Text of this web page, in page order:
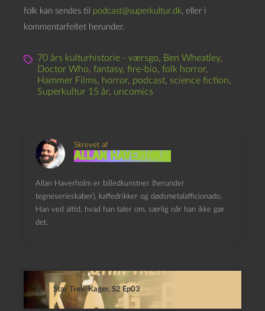
folk kan sendes til podcast@superkultur.dk, eller i
kommentarfeltet herunder.
70 års kulturhistorie - værsgo, Ben Wheatley,
Doctor Who, fantasy, fire-bio, folk horror,
Hammer Films, horror, podcast, science fiction,
Superkultur 15 år, uncomics
Skrevet af
Allan Haverholm
Allan Haverholm er billedkunstner (herunder
tegneserieskaber), kaffedrikker og dødsmetalafficionado.
Han ved altid, hvad han taler om, særlig når han ikke gør
det.
Star Trek: Kager, S2 Ep03